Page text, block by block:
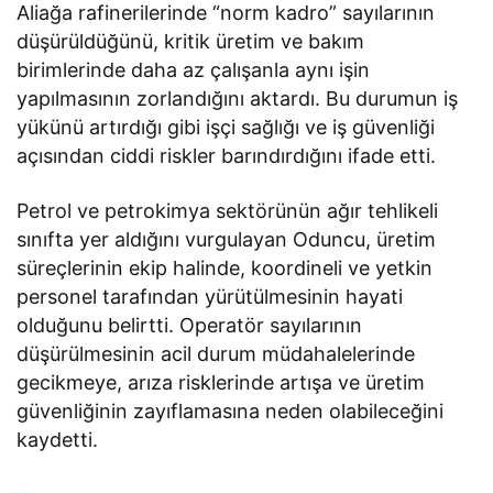
Aliağa rafinerilerinde “norm kadro” sayılarının
düşürüldüğünü, kritik üretim ve bakım
birimlerinde daha az çalışanla aynı işin
yapılmasının zorlandığını aktardı. Bu durumun iş
yükünü artırdığı gibi işçi sağlığı ve iş güvenliği
açısından ciddi riskler barındırdığını ifade etti.
Petrol ve petrokimya sektörünün ağır tehlikeli
sınıfta yer aldığını vurgulayan Oduncu, üretim
süreçlerinin ekip halinde, koordineli ve yetkin
personel tarafından yürütülmesinin hayati
olduğunu belirtti. Operatör sayılarının
düşürülmesinin acil durum müdahalelerinde
gecikmeye, arıza risklerinde artışa ve üretim
güvenliğinin zayıflamasına neden olabileceğini
kaydetti.